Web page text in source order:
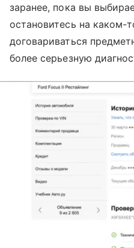
заранее, пока вы
остановитесь на каком-
договариваться
более серьезную